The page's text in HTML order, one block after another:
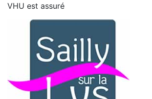
VHU est assuré